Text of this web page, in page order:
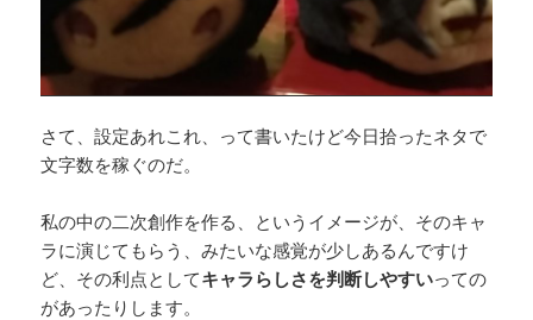
さて、設定あれこれ、って書いたけど今日拾ったネタで
文字数を稼ぐのだ。
私の中の二次創作を作る、というイメージが、そのキャ
ラに演じてもらう、みたいな感覚が少しあるんですけ
ど、その利点としてキャラらしさを判断しやすいっての
があったりします。